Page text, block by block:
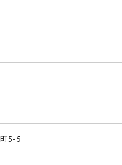
5-5